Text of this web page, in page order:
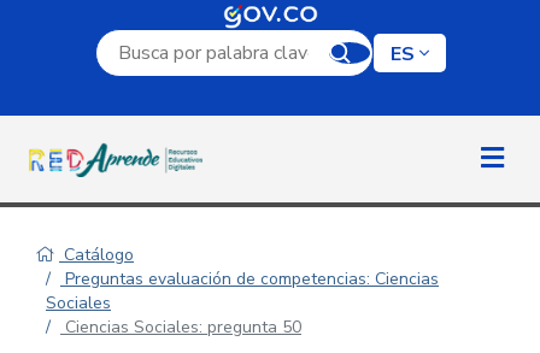
Campo de búsqueda por palabra clave
ES
Catálogo
Preguntas evaluación de competencias: Ciencias
Sociales
Ciencias Sociales: pregunta 50